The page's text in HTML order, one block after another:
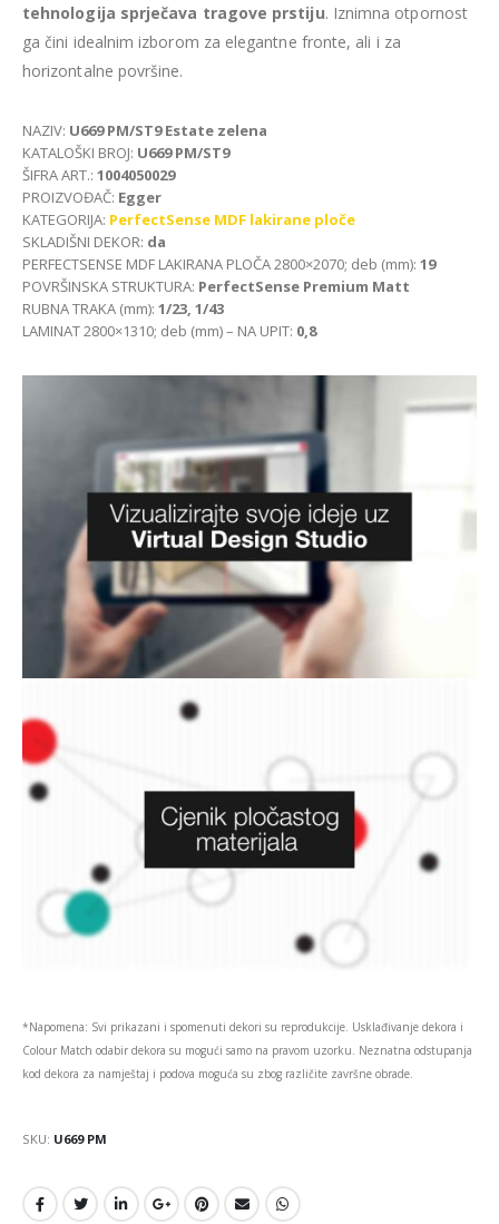
tehnologija sprječava tragove prstiju. Iznimna otpornost
ga čini idealnim izborom za elegantne fronte, ali i za
horizontalne površine.
NAZIV: U669 PM/ST9 Estate zelena
KATALOŠKI BROJ: U669 PM/ST9
ŠIFRA ART.: 1004050029
PROIZVOĐAČ: Egger
KATEGORIJA: PerfectSense MDF lakirane ploče
SKLADIŠNI DEKOR: da
PERFECTSENSE MDF LAKIRANA PLOČA 2800×2070; deb (mm): 19
POVRŠINSKA STRUKTURA: PerfectSense Premium Matt
RUBNA TRAKA (mm): 1/23, 1/43
LAMINAT 2800×1310; deb (mm) – NA UPIT: 0,8
*Napomena: Svi prikazani i spomenuti dekori su reprodukcije. Usklađivanje dekora i
Colour Match odabir dekora su mogući samo na pravom uzorku. Neznatna odstupanja
kod dekora za namještaj i podova moguća su zbog različite završne obrade.
SKU: U669 PM